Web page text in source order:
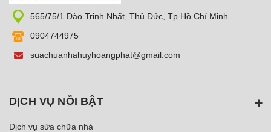
565/75/1 Đào Trinh Nhất, Thủ Đức, Tp Hồ Chí Minh
0904744975
suachuanhahuyhoangphat@gmail.com
DỊCH VỤ NỖI BẬT
Dịch vụ sửa chữa nhà